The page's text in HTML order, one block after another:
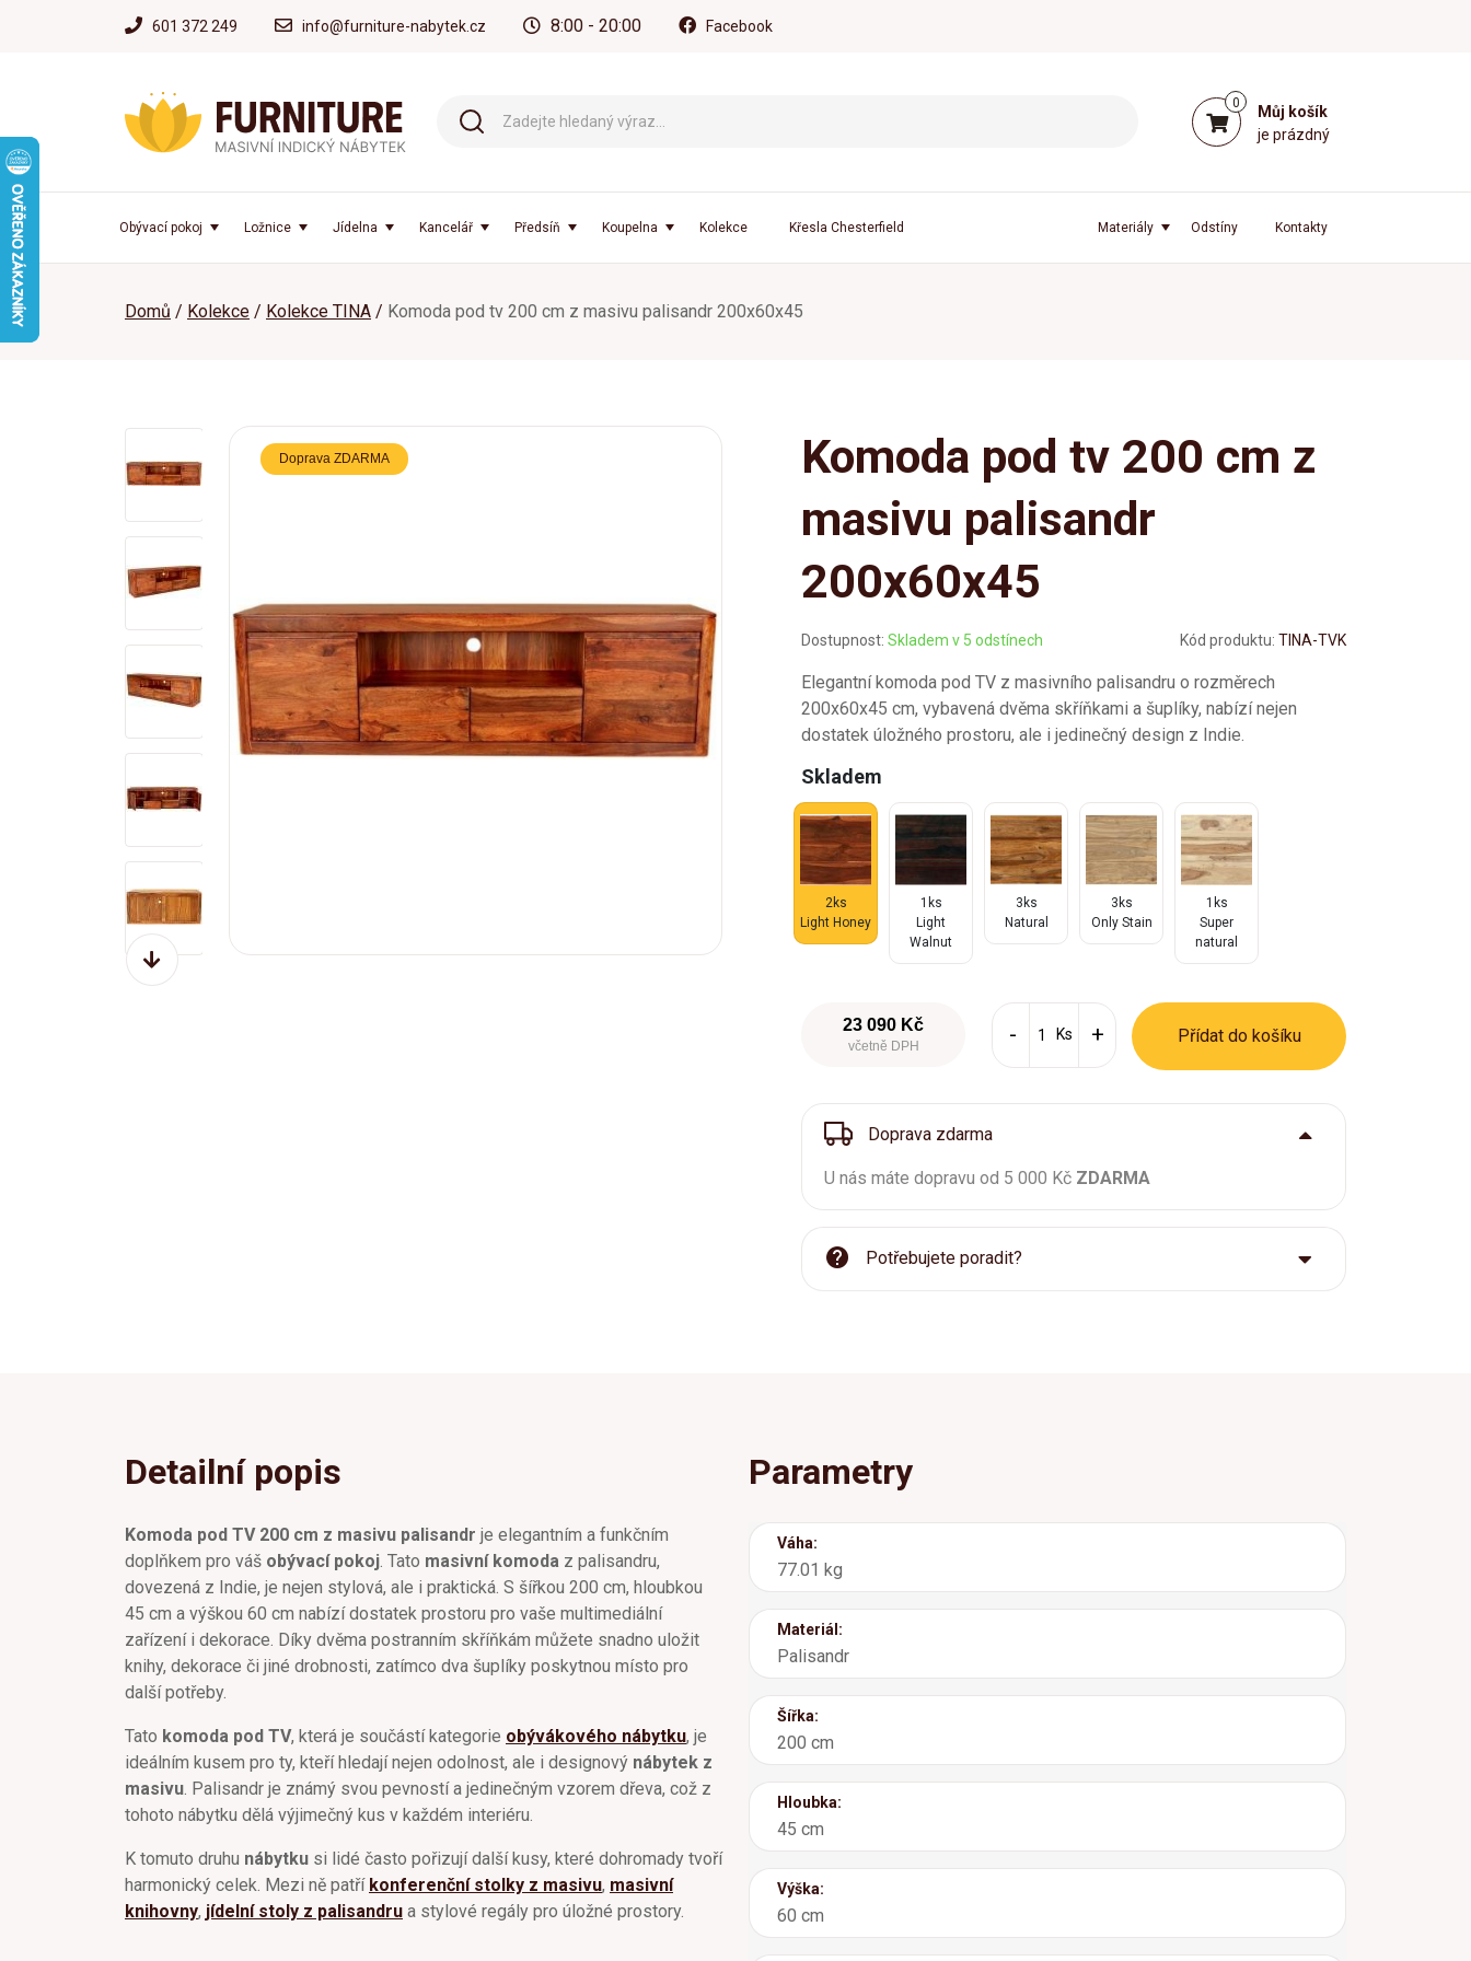
601 372 249 info@furniture-nabytek.cz 8:00 - 20:00 Facebook
0
Můj košík
je prázdný
Obývací pokoj Ložnice Jídelna Kancelář Předsíň Koupelna Kolekce Křesla Chesterfield Kontakty
Odstíny
Materiály
Domů Kolekce Kolekce TINA Komoda pod tv 200 cm z masivu palisandr 200x60x45
Doprava ZDARMA
Komoda pod tv 200 cm z
masivu palisandr
200x60x45
Dostupnost: Skladem v 5 odstínech Kód produktu: TINA-TVK
Elegantní komoda pod TV z masivního palisandru o rozměrech
200x60x45 cm, vybavená dvěma skříňkami a šuplíky, nabízí nejen
dostatek úložného prostoru, ale i jedinečný design z Indie.
Skladem
2ks
Light Honey
1ks
Light
Walnut
3ks
Natural
3ks
Only Stain
1ks
Super
natural
23 090 Kč
včetně DPH
Ks Přídat do košíku
Doprava zdarma
U nás máte dopravu od 5 000 Kč ZDARMA
Potřebujete poradit?
Detailní popis
Komoda pod TV 200 cm z masivu palisandr je elegantním a funkčním
doplňkem pro váš obývací pokoj . Tato masivní komoda z palisandru,
dovezená z Indie, je nejen stylová, ale i praktická. S šířkou 200 cm, hloubkou
45 cm a výškou 60 cm nabízí dostatek prostoru pro vaše multimediální
zařízení i dekorace. Díky dvěma postranním skříňkám můžete snadno uložit
knihy, dekorace či jiné drobnosti, zatímco dva šuplíky poskytnou místo pro
další potřeby.
Tato komoda pod TV, která je součástí kategorie obývákového nábytku, je
ideálním kusem pro ty, kteří hledají nejen odolnost, ale i designový nábytek z
masivu . Palisandr je známý svou pevností a jedinečným vzorem dřeva, což z
tohoto nábytku dělá výjimečný kus v každém interiéru.
K tomuto druhu nábytku si lidé často pořizují další kusy, které dohromady tvoří
harmonický celek. Mezi ně patří konferenční stolky z masivu, masivní
knihovny, jídelní stoly z palisandru a stylové regály pro úložné prostory.
Parametry
Váha:
77.01 kg
Materiál:
Palisandr
Šířka:
200 cm
Hloubka:
45 cm
Výška:
60 cm